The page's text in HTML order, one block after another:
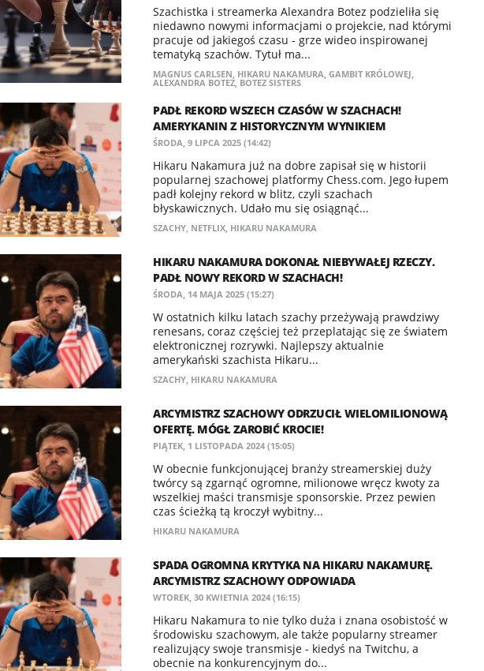
Szachistka i streamerka Alexandra Botez podzieliła się
niedawno nowymi informacjami o projekcie, nad którymi
pracuje od jakiegoś czasu - grze wideo inspirowanej
tematyką szachów. Tytuł ma...
MAGNUS CARLSEN, HIKARU NAKAMURA, GAMBIT KRÓLOWEJ,
ALEXANDRA BOTEZ, BOTEZ SISTERS
PADŁ REKORD WSZECH CZASÓW W SZACHACH!
AMERYKANIN Z HISTORYCZNYM WYNIKIEM
ŚRODA, 9 LIPCA 2025 (14:42)
Hikaru Nakamura już na dobre zapisał się w historii
popularnej szachowej platformy Chess.com. Jego łupem
padł kolejny rekord w blitz, czyli szachach
błyskawicznych. Udało mu się osiągnąć...
SZACHY, NETFLIX, HIKARU NAKAMURA
HIKARU NAKAMURA DOKONAŁ NIEBYWAŁEJ RZECZY.
PADŁ NOWY REKORD W SZACHACH!
ŚRODA, 14 MAJA 2025 (15:27)
W ostatnich kilku latach szachy przeżywają prawdziwy
renesans, coraz częściej też przeplatając się ze światem
elektronicznej rozrywki. Najlepszy aktualnie
amerykański szachista Hikaru...
SZACHY, HIKARU NAKAMURA
ARCYMISTRZ SZACHOWY ODRZUCIŁ WIELOMILIONOWĄ
OFERTĘ. MÓGŁ ZAROBIĆ KROCIE!
PIĄTEK, 1 LISTOPADA 2024 (15:05)
W obecnie funkcjonującej branży streamerskiej duży
twórcy są zgarnąć ogromne, milionowe wręcz kwoty za
wszelkiej maści transmisje sponsorskie. Przez pewien
czas ścieżką tą kroczył wybitny...
HIKARU NAKAMURA
SPADA OGROMNA KRYTYKA NA HIKARU NAKAMURĘ.
ARCYMISTRZ SZACHOWY ODPOWIADA
WTOREK, 30 KWIETNIA 2024 (16:15)
Hikaru Nakamura to nie tylko duża i znana osobistość w
środowisku szachowym, ale także popularny streamer
realizujący swoje transmisje - kiedyś na Twitchu, a
obecnie na konkurencyjnym do...